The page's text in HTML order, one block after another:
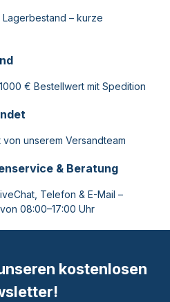
– kurze
€ Bestellwert mit Spedition
unserem Versandteam
& Beratung
Telefon & E-Mail –
08:00–17:00 Uhr
kostenlosen